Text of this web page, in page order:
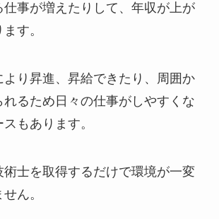
仕事が増えたりして、年収が上が
す。
より昇進、昇給できたり、周囲か
れるため日々の仕事がしやすくな
もあります。
術士を取得するだけで環境が一変
ん。